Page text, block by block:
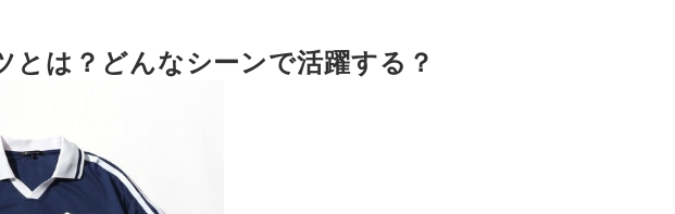
おそろいにしたいなら、プリントやまとめ買い対応をチェック
たコーディネートを楽しむコツは？
を作る方法・依頼手順は？
とは？どんなシーンで活躍する？